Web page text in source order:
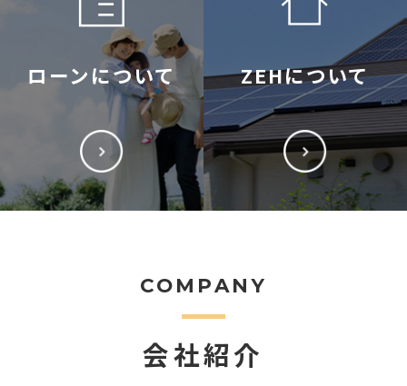
ローンについて ZEHについて
COMPANY
会社紹介